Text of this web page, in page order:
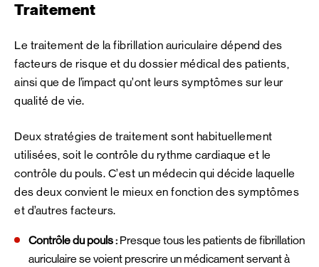
Traitement
Le traitement de la fibrillation auriculaire dépend des
facteurs de risque et du dossier médical des patients,
ainsi que de l’impact qu’ont leurs symptômes sur leur
qualité de vie.
Deux stratégies de traitement sont habituellement
utilisées, soit le contrôle du rythme cardiaque et le
contrôle du pouls. C’est un médecin qui décide laquelle
des deux convient le mieux en fonction des symptômes
et d’autres facteurs.
Contrôle du pouls : Presque tous les patients de fibrillation
auriculaire se voient prescrire un médicament servant à